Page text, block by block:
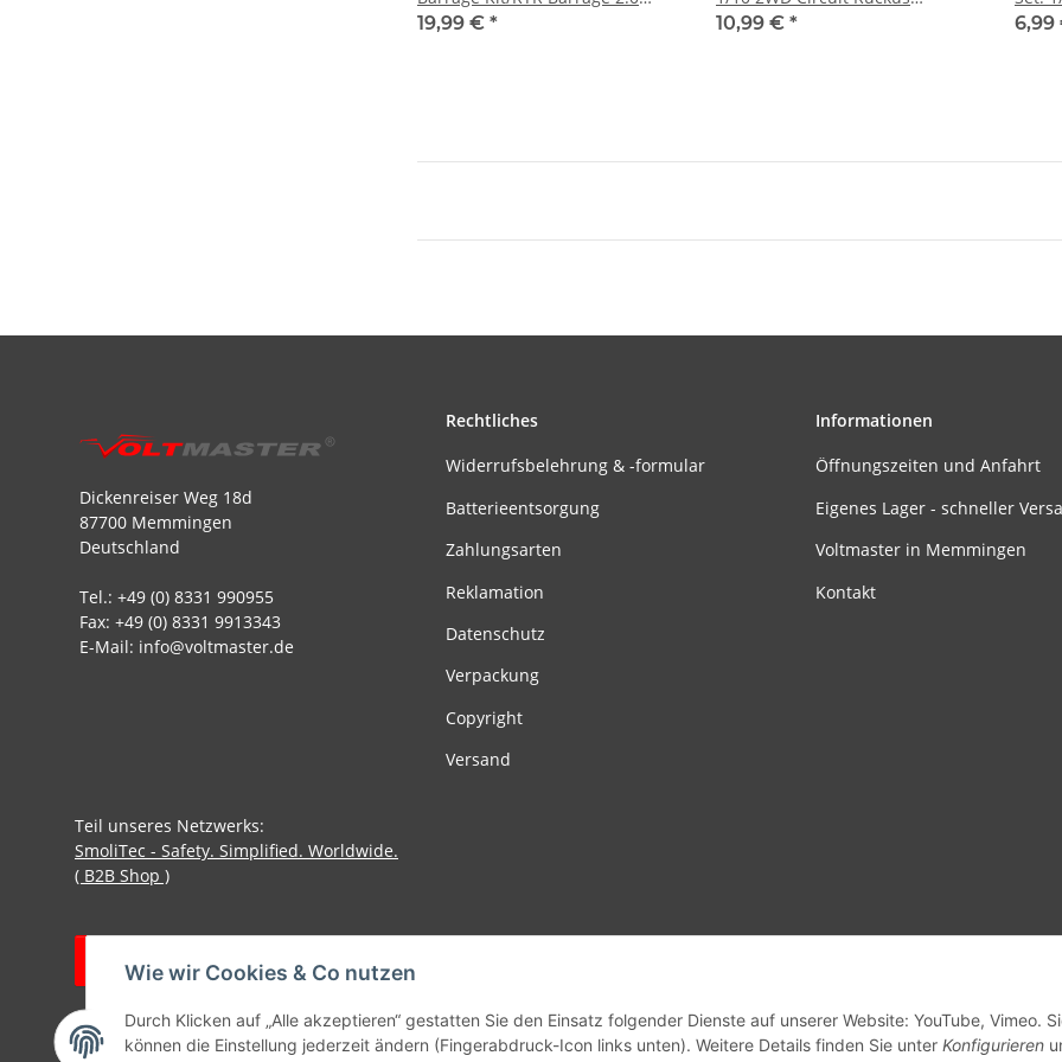
Wie wir Cookies & Co nutzen
Durch Klicken auf „Alle akzeptieren“ gestatten Sie den Einsatz folgender Dienste auf unserer Website: YouTube, Vimeo.
können die Einstellung jederzeit ändern (Fingerabdruck-Icon links unten). Weitere Details finden Sie unter Konfigurieren
(ECX211014)
19,99 € *
Torment (ECX1018)
10,99 € * 6,99
Dickenreiser Weg 18d
87700 Memmingen
Deutschland
Tel.: +49 (0) 8331 990955
Fax: +49 (0) 8331 9913343
E-Mail: info@voltmaster.de
Rechtliches
Widerrufsbelehrung & -formular
Batterieentsorgung
Zahlungsarten
Reklamation
Datenschutz
Verpackung
Copyright
Versand
Informationen
Öffnungszeiten und Anfahrt
Eigenes Lager - schneller
Voltmaster in Memmingen
Kontakt
Teil unseres Netzwerks:
SmoliTec - Safety. Simplified. Worldwide.
( B2B Shop )
Vertrag widerrufen